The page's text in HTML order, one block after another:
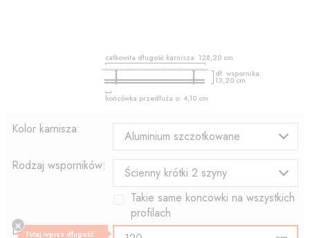
całkowita długość karnisza: 128,20cm
dł. wspornika:
13,20cm
końcówka przedłuża o: 4,10cm
Kolor karnisza:
Aluminium szczotkowane
Rodzaj wsporników:
Ścienny krótki 2 szyny
Takie same koncowki na wszystkich
profilach
Długość profilu:
Tutaj wpisz długość